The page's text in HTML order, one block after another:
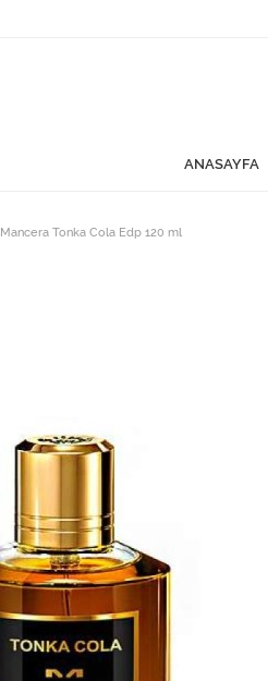
ANASAYFA
Mancera Tonka Cola Edp 120 ml